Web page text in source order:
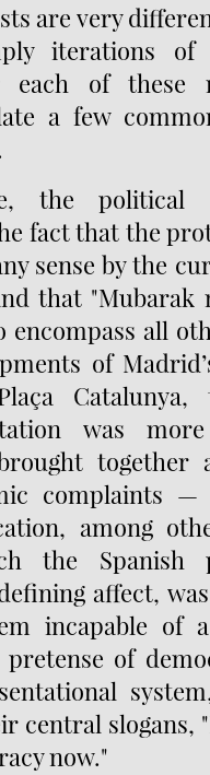
are very
iterations of
each of these
a few
the
fact that the
sense by the
that "Mubarak
encompass all
of
was
complaints —
among
the Spanish
affect,
incapable of
pretense of
central slogans,
now."